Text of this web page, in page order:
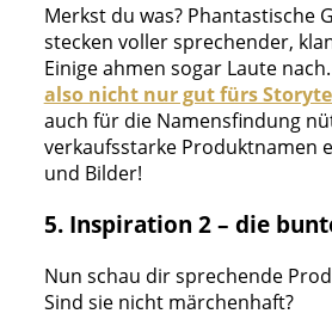
Merkst du was? Phantastische
stecken voller sprechender,
Einige ahmen sogar Laute nach.
also nicht nur gut fürs
auch für die Namensfindung
verkaufsstarke Produktnamen
und Bilder!
5. Inspiration 2 – die
Nun schau dir sprechende
Sind sie nicht märchenhaft?